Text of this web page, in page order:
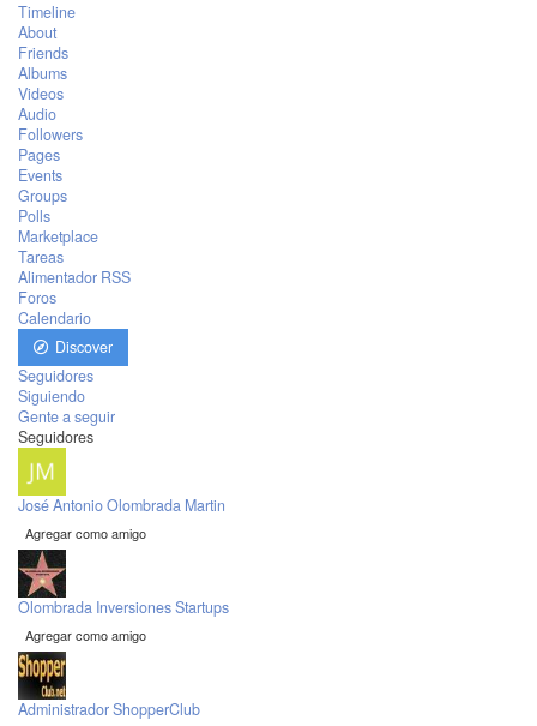
Timeline
About
Friends
Albums
Videos
Audio
Followers
Pages
Events
Groups
Polls
Marketplace
Tareas
Alimentador RSS
Foros
Calendario
Discover
Seguidores
Siguiendo
Gente a seguir
Seguidores
José Antonio Olombrada Martin
Agregar como amigo
Olombrada Inversiones Startups
Agregar como amigo
Administrador ShopperClub